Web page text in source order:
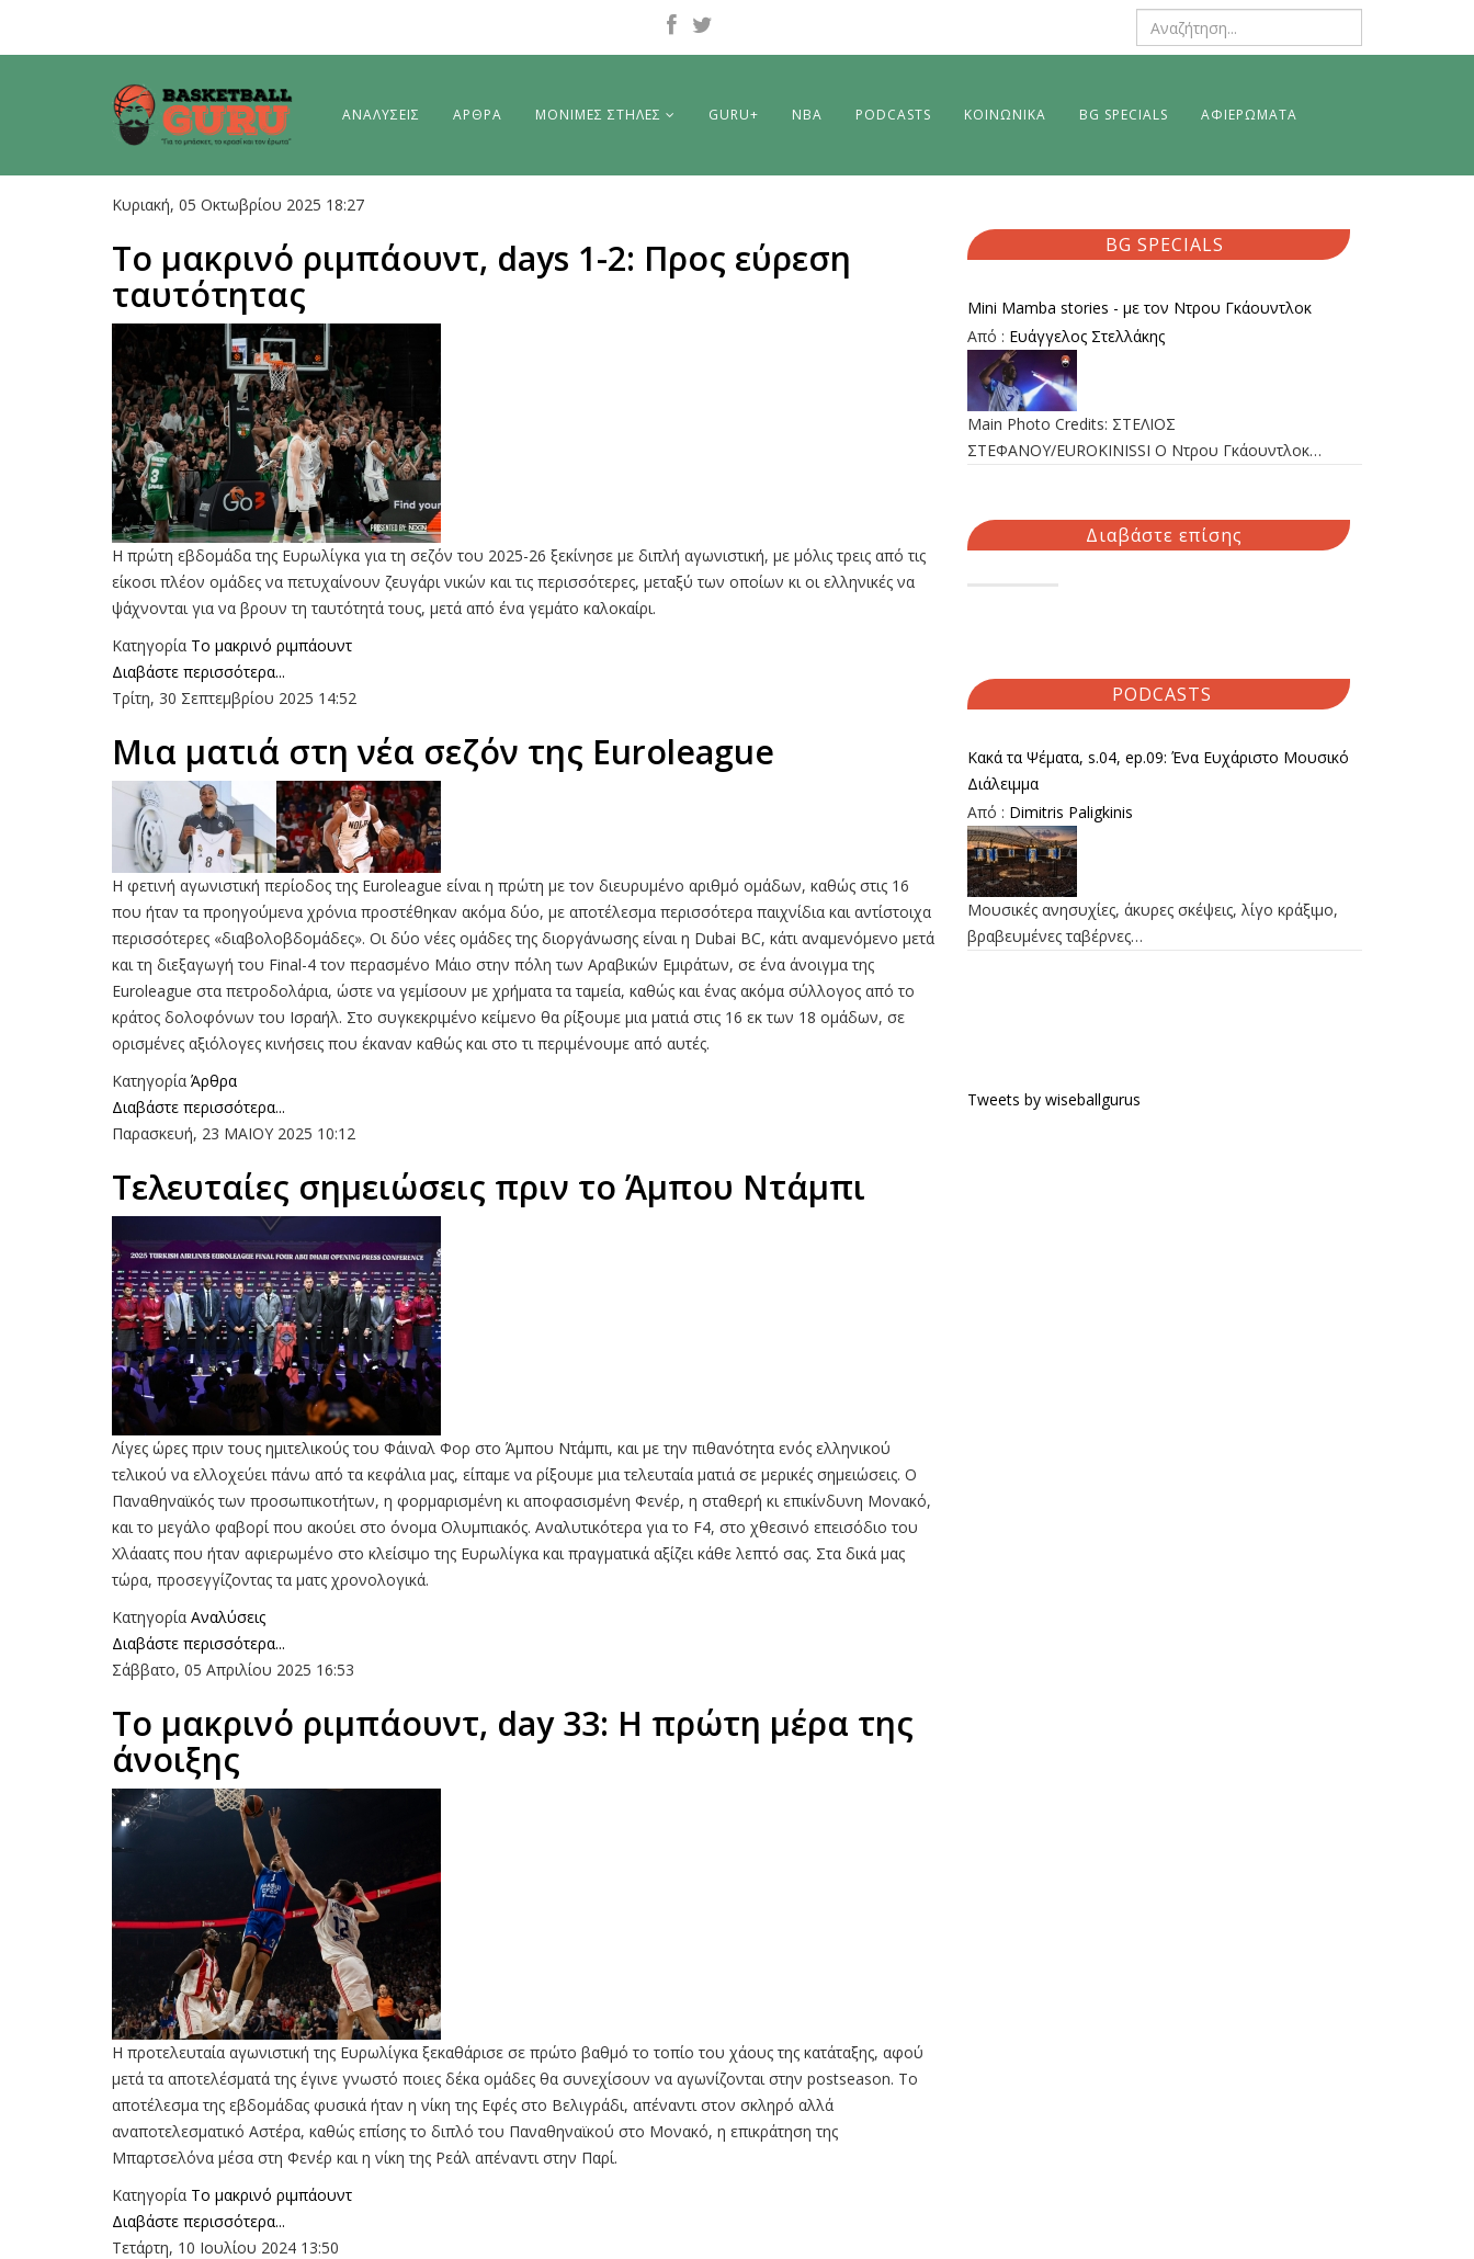
ΑΝΑΛΥΣΕΙΣ ΑΡΘΡΑ ΜΟΝΙΜΕΣ ΣΤΗΛΕΣ GURU+ NBA PODCASTS ΚΟΙΝΩΝΙΚΑ BG SPECIALS ΑΦΙΕΡΩΜΑΤΑ
Κυριακή, 05 Οκτωβρίου 2025 18:27
To μακρινό ριμπάουντ, days 1-2: Προς εύρεση
ταυτότητας
Η πρώτη εβδομάδα της Ευρωλίγκα για τη σεζόν του 2025-26 ξεκίνησε με διπλή αγωνιστική, με μόλις τρεις από τις
είκοσι πλέον ομάδες να πετυχαίνουν ζευγάρι νικών και τις περισσότερες, μεταξύ των οποίων κι οι ελληνικές να
ψάχνονται για να βρουν τη ταυτότητά τους, μετά από ένα γεμάτο καλοκαίρι.
Κατηγορία To μακρινό ριμπάουντ
Διαβάστε περισσότερα...
Τρίτη, 30 Σεπτεμβρίου 2025 14:52
Mια ματιά στη νέα σεζόν της Euroleague
Η φετινή αγωνιστική περίοδος της Euroleague είναι η πρώτη με τον διευρυμένο αριθμό ομάδων, καθώς στις 16
που ήταν τα προηγούμενα χρόνια προστέθηκαν ακόμα δύο, με αποτέλεσμα περισσότερα παιχνίδια και αντίστοιχα
περισσότερες «διαβολοβδομάδες». Οι δύο νέες ομάδες της διοργάνωσης είναι η Dubai BC, κάτι αναμενόμενο μετά
και τη διεξαγωγή του Final-4 τον περασμένο Μάιο στην πόλη των Αραβικών Εμιράτων, σε ένα άνοιγμα της
Euroleague στα πετροδολάρια, ώστε να γεμίσουν με χρήματα τα ταμεία, καθώς και ένας ακόμα σύλλογος από το
κράτος δολοφόνων του Ισραήλ. Στο συγκεκριμένο κείμενο θα ρίξουμε μια ματιά στις 16 εκ των 18 ομάδων, σε
ορισμένες αξιόλογες κινήσεις που έκαναν καθώς και στο τι περιμένουμε από αυτές.
Κατηγορία Άρθρα
Διαβάστε περισσότερα...
Παρασκευή, 23 ΜΑΙΟΥ 2025 10:12
Τελευταίες σημειώσεις πριν το Άμπου Ντάμπι
Λίγες ώρες πριν τους ημιτελικούς του Φάιναλ Φορ στο Άμπου Ντάμπι, και με την πιθανότητα ενός ελληνικού
τελικού να ελλοχεύει πάνω από τα κεφάλια μας, είπαμε να ρίξουμε μια τελευταία ματιά σε μερικές σημειώσεις. Ο
Παναθηναϊκός των προσωπικοτήτων, η φορμαρισμένη κι αποφασισμένη Φενέρ, η σταθερή κι επικίνδυνη Μονακό,
και το μεγάλο φαβορί που ακούει στο όνομα Ολυμπιακός. Αναλυτικότερα για το F4, στο χθεσινό επεισόδιο του
Χλάαατς που ήταν αφιερωμένο στο κλείσιμο της Ευρωλίγκα και πραγματικά αξίζει κάθε λεπτό σας. Στα δικά μας
τώρα, προσεγγίζοντας τα ματς χρονολογικά.
Κατηγορία Αναλύσεις
Διαβάστε περισσότερα...
Σάββατο, 05 Απριλίου 2025 16:53
Το μακρινό ριμπάουντ, day 33: Η πρώτη μέρα της
άνοιξης
Η προτελευταία αγωνιστική της Ευρωλίγκα ξεκαθάρισε σε πρώτο βαθμό το τοπίο του χάους της κατάταξης, αφού
μετά τα αποτελέσματά της έγινε γνωστό ποιες δέκα ομάδες θα συνεχίσουν να αγωνίζονται στην postseason. Το
αποτέλεσμα της εβδομάδας φυσικά ήταν η νίκη της Εφές στο Βελιγράδι, απέναντι στον σκληρό αλλά
αναποτελεσματικό Αστέρα, καθώς επίσης το διπλό του Παναθηναϊκού στο Μονακό, η επικράτηση της
Μπαρτσελόνα μέσα στη Φενέρ και η νίκη της Ρεάλ απέναντι στην Παρί.
Κατηγορία To μακρινό ριμπάουντ
Διαβάστε περισσότερα...
Τετάρτη, 10 Ιουλίου 2024 13:50
BG SPECIALS
Mini Mamba stories - με τον Ντρου Γκάουντλοκ
Από : Ευάγγελος Στελλάκης
Main Photo Credits: ΣΤΕΛΙΟΣ
ΣΤΕΦΑΝΟΥ/EUROKINISSI Ο Ντρου Γκάουντλοκ…
Διαβάστε επίσης
PODCASTS
Κακά τα Ψέματα, s.04, ep.09: Ένα Ευχάριστο Μουσικό
Διάλειμμα
Από : Dimitris Paligkinis
Μουσικές ανησυχίες, άκυρες σκέψεις, λίγο κράξιμο,
βραβευμένες ταβέρνες…
Tweets by wiseballgurus